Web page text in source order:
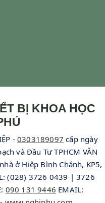
BỊ KHOA HỌC
-0303189097 cấp ngày
và Đầu Tư TPHCM VĂN
ở Hiệp Bình Chánh, KP5,
(028) 3726 0439 | 3726
090 131 9446 EMAIL: